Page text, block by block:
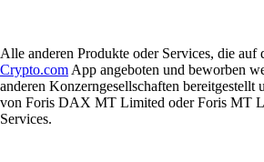
Alle anderen Produkte oder Services, die auf
Crypto.com App angeboten und beworben
anderen Konzerngesellschaften bereitgestellt
von Foris DAX MT Limited oder Foris MT
Services.